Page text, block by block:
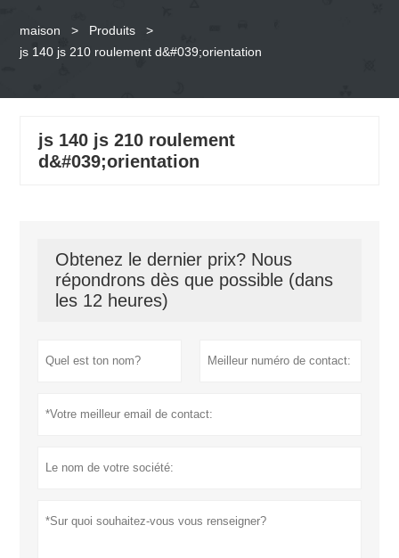
maison > Produits
>
js 140 js 210 roulement d&#039;orientation
js 140 js 210 roulement
d&#039;orientation
Obtenez le dernier prix? Nous
répondrons dès que possible (dans
les 12 heures)